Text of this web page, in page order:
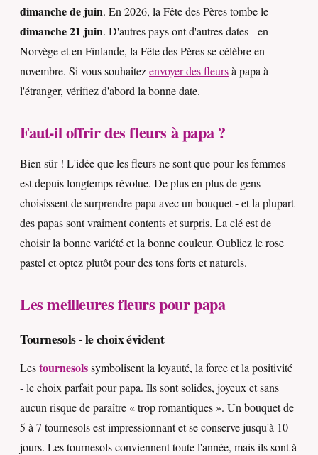
dimanche de juin. En 2026, la Fête des Pères tombe le
dimanche 21 juin. D'autres pays ont d'autres dates - en
Norvège et en Finlande, la Fête des Pères se célèbre en
novembre. Si vous souhaitezenvoyer des fleursà papa à
l'étranger, vérifiez d'abord la bonne date.
Faut-il offrir des fleurs à papa ?
Bien sûr ! L'idée que les fleurs ne sont que pour les femmes
est depuis longtemps révolue. De plus en plus de gens
choisissent de surprendre papa avec un bouquet - et la plupart
des papas sont vraiment contents et surpris. La clé est de
choisir la bonne variété et la bonne couleur. Oubliez le rose
pastel et optez plutôt pour des tons forts et naturels.
Les meilleures fleurs pour papa
Tournesols - le choix évident
Lestournesolssymbolisent la loyauté, la force et la positivité
- le choix parfait pour papa. Ils sont solides, joyeux et sans
aucun risque de paraître « trop romantiques ». Un bouquet de
5 à 7 tournesols est impressionnant et se conserve jusqu'à 10
jours. Les tournesols conviennent toute l'année, mais ils sont à